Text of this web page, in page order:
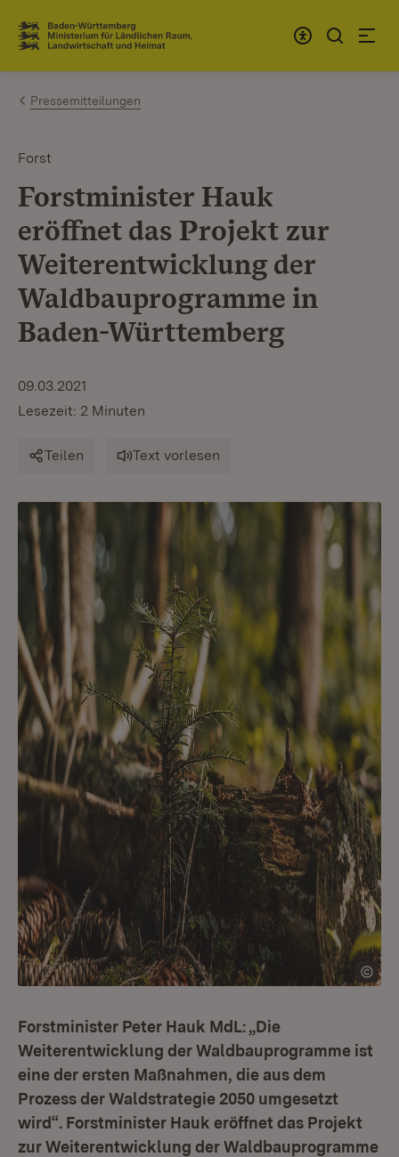
Zum Inhalt springen
Link zur Startseite
Pressemitteilungen
Forst
Forstminister Hauk
eröffnet das Projekt zur
Weiterentwicklung der
Waldbauprogramme in
Baden-Württemberg
09.03.2021
Lesezeit: 2 Minuten
Teilen Text vorlesen
Forstminister Peter Hauk MdL: „Die
Weiterentwicklung der Waldbauprogramme ist
eine der ersten Maßnahmen, die aus dem
Prozess der Waldstrategie 2050 umgesetzt
wird“. Forstminister Hauk eröffnet das Projekt
zur Weiterentwicklung der Waldbauprogramme